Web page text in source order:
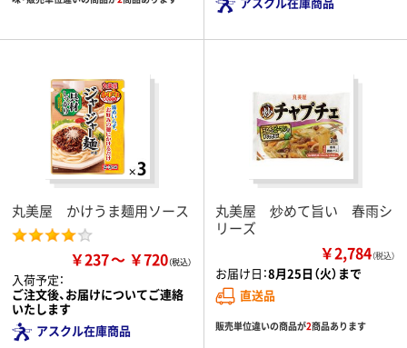
丸美屋 かけうま麺用ソース
￥237 ￥720
入荷予定：
ご注文後、お届けについてご連絡
いたします
アスクル在庫商品
丸美屋 炒めて旨い 春雨シ
リーズ
￥2,784（税込）
お届け日：8月25日（火）まで
直送品
販売単位違いの商品が2商品あります